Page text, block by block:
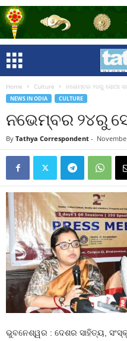
Home Culture ନଭେମ୍ବର ୨୪ରୁ ସୋଆ
NEWS IN ODIA CULTURE
ନଭେମ୍ବର ୨୪ରୁ
By Tathya Correspondent -
ଭୁବନେଶ୍ୱର : ଦେଶର ସାହିତ୍ୟ,